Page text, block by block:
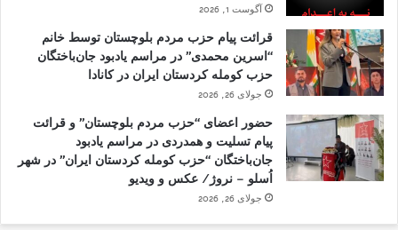
آگوست 1, 2026
قرائت پیام حزب مردم بلوچستان توسط خانم
“اسرین محمدی” در مراسم یادبود جان‌باختگان
حزب کومله کردستان ایران در کانادا
جولای 26, 2026
حضور اعضای “حزب مردم بلوچستان” و قرائت
پیام تسلیت و همدردی در مراسم یادبود
جان‌باختگان “حزب کومله کردستان ایران” در شهر
اُسلو – نروژ/ عکس و ویدیو
جولای 26, 2026